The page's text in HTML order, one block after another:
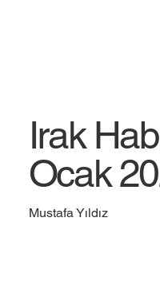
Irak
Ocak
Mustafa Yıldız